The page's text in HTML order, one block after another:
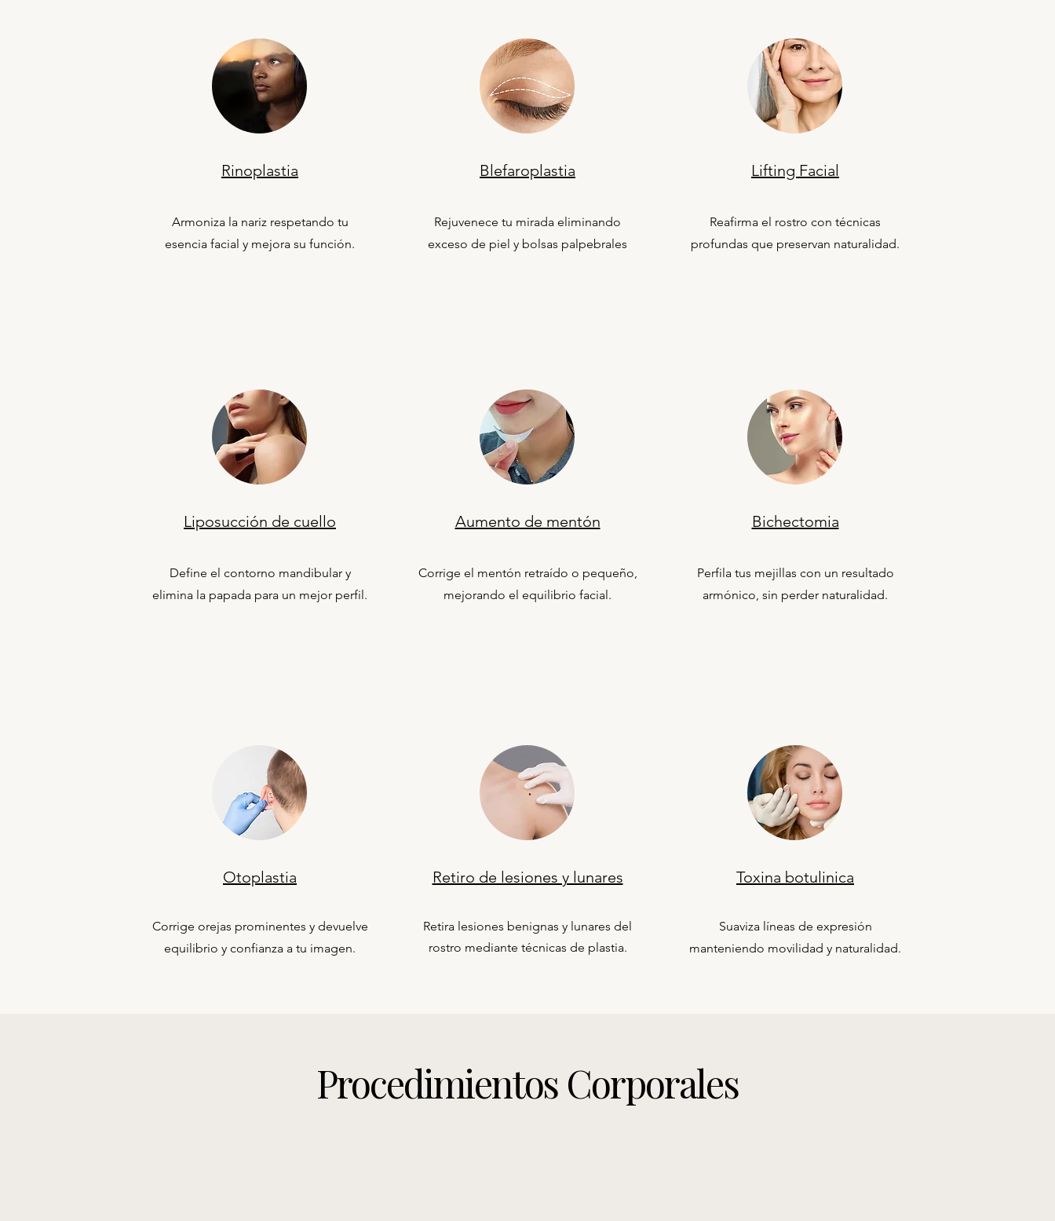
Rinoplastia
Armoniza la nariz respetando tu
esencia facial y mejora su función.
Blefaroplastia
Rejuvenece tu mirada eliminando
exceso de piel y bolsas palpebrales
Lifting Facial
Reafirma el rostro con técnicas
profundas que preservan naturalidad.
Liposucción de cuello
Define el contorno mandibular y
elimina la papada para un mejor perfil.
Aumento de mentón
Corrige el mentón retraído o pequeño,
mejorando el equilibrio facial.
Bichectomia
Perfila tus mejillas con un resultado
armónico, sin perder naturalidad.
Otoplastia
Corrige orejas prominentes y devuelve
equilibrio y confianza a tu imagen.
Retiro de lesiones y lunares
Retira lesiones benignas y lunares del
rostro mediante técnicas de plastia.
Toxina botulinica
Suaviza líneas de expresión
manteniendo movilidad y naturalidad.
Procedimientos Corporales